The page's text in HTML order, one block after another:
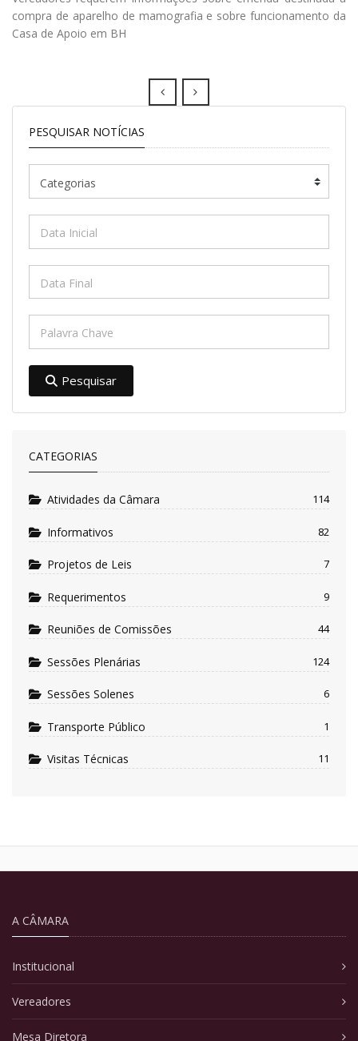
compra de aparelho de mamografia e sobre funcionamento da
Casa de Apoio em BH
Prev Next
PESQUISAR NOTÍCIAS
Pesquisar
CATEGORIAS
Atividades da Câmara 114
Informativos 82
Projetos de Leis 7
Requerimentos 9
Reuniões de Comissões 44
Sessões Plenárias 124
Sessões Solenes 6
Transporte Público 1
Visitas Técnicas 11
A CÂMARA
Institucional
Vereadores
Mesa Diretora